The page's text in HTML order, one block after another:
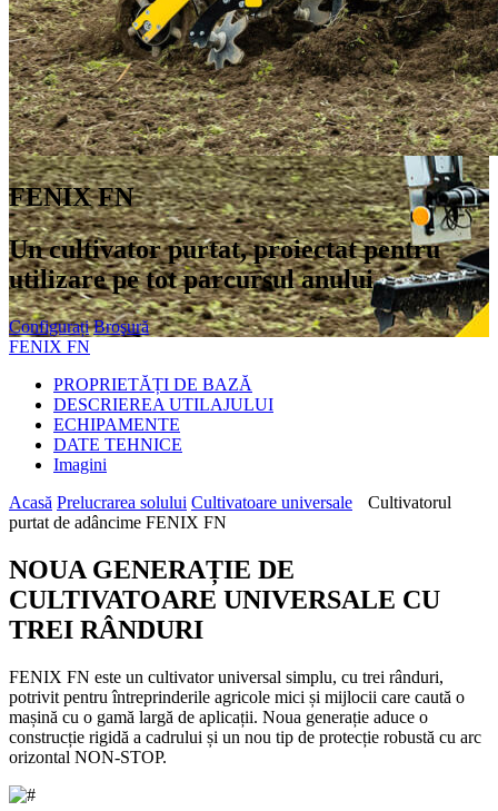
FENIX FN
Un cultivator purtat, proiectat pentru
utilizare pe tot parcursul anului
Configurați Broşură
FENIX FN
PROPRIETĂȚI DE BAZĂ
DESCRIEREA UTILAJULUI
ECHIPAMENTE
DATE TEHNICE
Imagini
Acasă Prelucrarea solului Cultivatoare universale
Cultivatorul
purtat de adâncime FENIX FN
NOUA GENERAȚIE DE
CULTIVATOARE UNIVERSALE CU
TREI RÂNDURI
FENIX FN este un cultivator universal simplu, cu trei rânduri,
potrivit pentru întreprinderile agricole mici și mijlocii care caută o
mașină cu o gamă largă de aplicații. Noua generație aduce o
construcție rigidă a cadrului și un nou tip de protecție robustă cu arc
orizontal NON-STOP.